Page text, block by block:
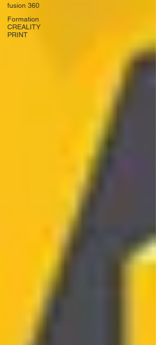
fusion 360
Formation
CREALITY
PRINT